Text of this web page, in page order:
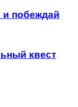
и побеждай
квест